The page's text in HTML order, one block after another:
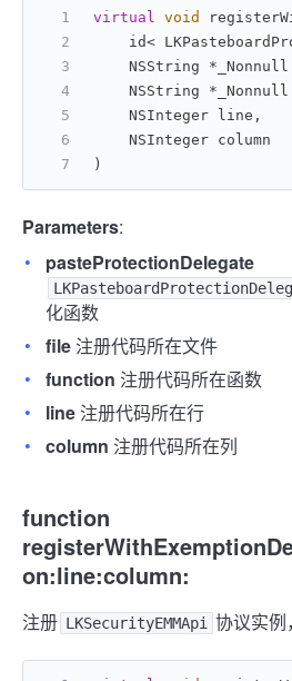
virtual void
id<
NSString *_Nonnull
NSString *_Nonnull
    NSInteger line,
    NSInteger column
)
Parameters:
pasteProtectionDelegate
化函数
file 注册代码所在文件
function 注册代码所在函数
line 注册代码所在行
column 注册代码所在列
function
on:line:column:
注册 LKSecurityEMMApi 协议实例